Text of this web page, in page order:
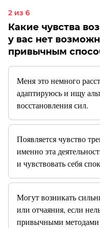
2 из 6
Какие чувства
у вас нет
привычным
Меня это немного
адаптируюсь и ищу
восстановления сил.
Появляется чувство
именно эта
и чувствовать себя
Могут возникать
или отчаяния, если
привычными методами